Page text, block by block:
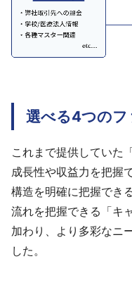
選べる4つのフ
これまで提供していた
成長性や収益力を把握
構造を明確に把握でき
流れを把握できる「キ
加わり、より多彩なニ
した。